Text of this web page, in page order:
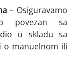
– Osiguravamo
povezan sa
u skladu sa
o manuelnom ili